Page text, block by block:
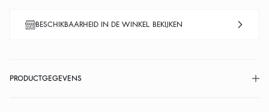
BESCHIKBAARHEID IN DE WINKEL BEKIJKEN
PRODUCTGEGEVENS